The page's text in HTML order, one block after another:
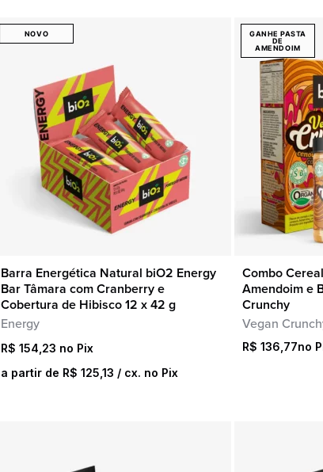
NOVO
COMPRA RÁPIDA
Barra Energética Natural biO2 Energy
Bar Tâmara com Cranberry e
Cobertura de Hibisco 12 x 42 g
Energy
R$ 154,23
a partir de R$ 125,13 / cx. no Pix
GANHE PASTA
DE
AMENDOIM
Combo
Amendoim e
Crunchy
Vegan
O
R$ 136,77
O